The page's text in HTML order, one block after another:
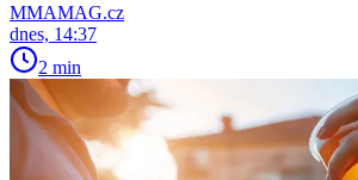
MMAMAG.cz
dnes, 14:37
2 min